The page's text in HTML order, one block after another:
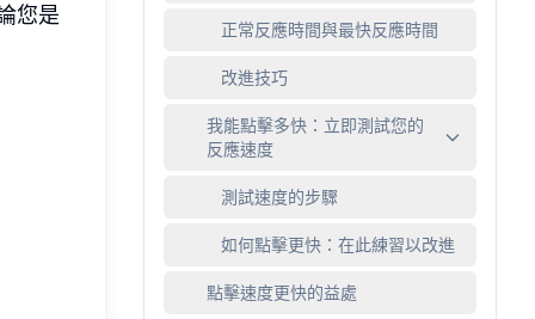
您是
正常反應時間與最快反應時間
改進技巧
我能點擊多快：立即測試您的
反應速度
測試速度的步驟
如何點擊更快：在此練習以改進
點擊速度更快的益處